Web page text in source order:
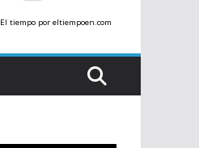
El tiempo por eltiempoen.com